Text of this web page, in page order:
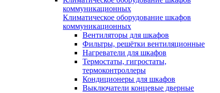
коммуникационных
Климатическое оборудование шкафов
коммуникационных
Вентиляторы для шкафов
Фильтры, решётки вентиляционные
Нагреватели для шкафов
Термостаты, гигростаты,
термоконтроллеры
Кондиционеры для шкафов
Выключатели концевые дверные